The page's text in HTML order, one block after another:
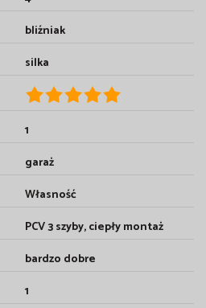
bliźniak
silka
1
garaż
Własność
PCV 3 szyby, ciepły montaż
bardzo dobre
1